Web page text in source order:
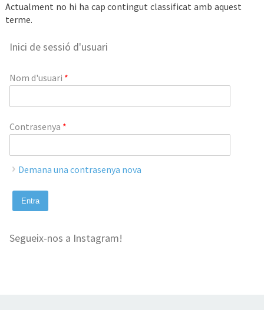
Actualment no hi ha cap contingut classificat amb aquest
terme.
Inici de sessió d'usuari
Nom d'usuari *
Contrasenya *
Demana una contrasenya nova
Segueix-nos a Instagram!